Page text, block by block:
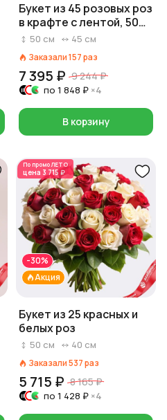
Букет из 45 розовых роз
в крафте с лентой, 50
см, Россия
50 см 45 см
Заказали157раз
7 395 ₽ 9 244 ₽
по 1 848 ₽ ×4
В корзину
По промоЛЕТО
цена 3 715 ₽
Акция
-30%
Букет из 25 красных и
белых роз
50 см 40 см
Заказали537раз
5 715 ₽ 8 165 ₽
по 1 428 ₽ ×4